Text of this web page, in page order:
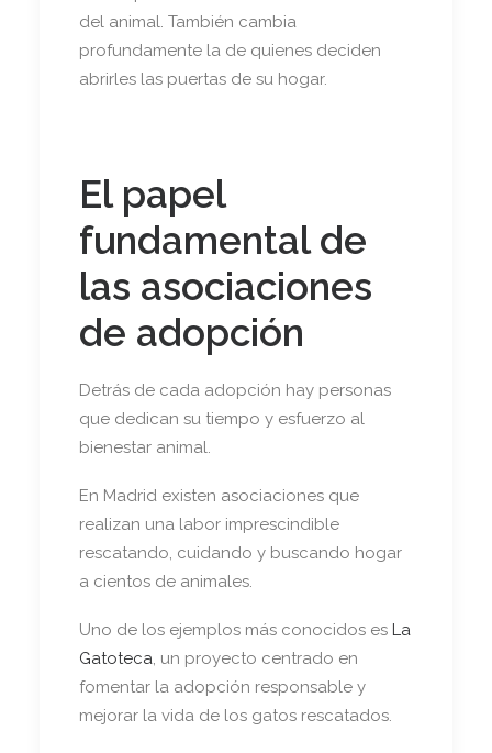
del animal. También cambia
profundamente la de quienes deciden
abrirles las puertas de su hogar.
El papel
fundamental de
las asociaciones
de adopción
Detrás de cada adopción hay personas
que dedican su tiempo y esfuerzo al
bienestar animal.
En Madrid existen asociaciones que
realizan una labor imprescindible
rescatando, cuidando y buscando hogar
a cientos de animales.
Uno de los ejemplos más conocidos es La
Gatoteca, un proyecto centrado en
fomentar la adopción responsable y
mejorar la vida de los gatos rescatados.